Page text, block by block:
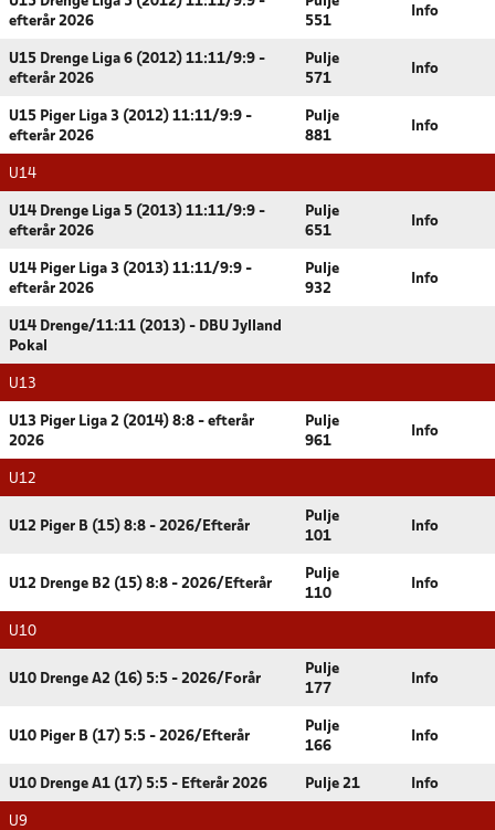
efterår 2026
551
Info
U15 Drenge Liga 6 (2012) 11:11/9:9 -
efterår 2026
Pulje
571
Info
U15 Piger Liga 3 (2012) 11:11/9:9 -
efterår 2026
Pulje
881
Info
U14
U14 Drenge Liga 5 (2013) 11:11/9:9 -
efterår 2026
Pulje
651
Info
U14 Piger Liga 3 (2013) 11:11/9:9 -
efterår 2026
Pulje
932
Info
U14 Drenge/11:11 (2013) - DBU Jylland
Pokal
U13
U13 Piger Liga 2 (2014) 8:8 - efterår
2026
Pulje
961
Info
U12
U12 Piger B (15) 8:8 - 2026/Efterår
Pulje
101
Info
U12 Drenge B2 (15) 8:8 - 2026/Efterår
Pulje
110
Info
U10
U10 Drenge A2 (16) 5:5 - 2026/Forår
Pulje
177
Info
U10 Piger B (17) 5:5 - 2026/Efterår
Pulje
166
Info
U10 Drenge A1 (17) 5:5 - Efterår 2026 Pulje 21 Info
U9